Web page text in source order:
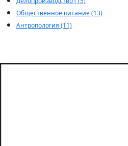
Общественное питание (13)
Антропология (11)